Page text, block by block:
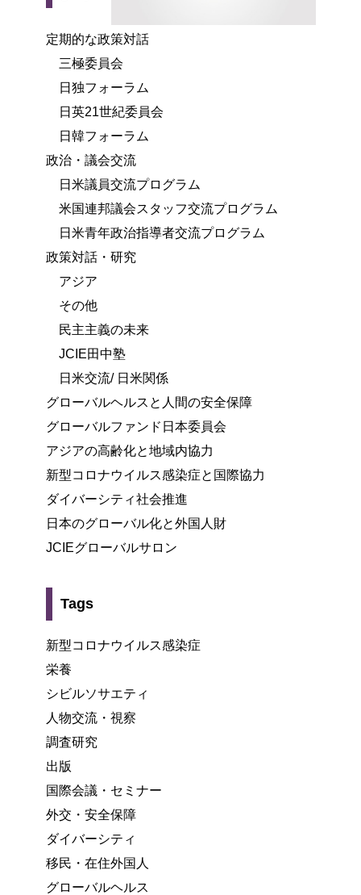
定期的な政策対話
三極委員会
日独フォーラム
日英21世紀委員会
日韓フォーラム
政治・議会交流
日米議員交流プログラム
米国連邦議会スタッフ交流プログラム
日米青年政治指導者交流プログラム
政策対話・研究
アジア
その他
民主主義の未来
JCIE田中塾
日米交流/ 日米関係
グローバルヘルスと人間の安全保障
グローバルファンド日本委員会
アジアの高齢化と地域内協力
新型コロナウイルス感染症と国際協力
ダイバーシティ社会推進
日本のグローバル化と外国人財
JCIEグローバルサロン
Tags
新型コロナウイルス感染症
栄養
シビルソサエティ
人物交流・視察
調査研究
出版
国際会議・セミナー
外交・安全保障
ダイバーシティ
移民・在住外国人
グローバルヘルス